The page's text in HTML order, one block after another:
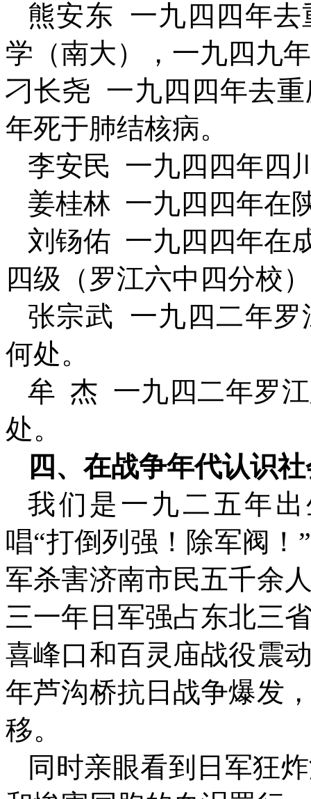
熊安东 一九四四年
学（南大），一九四九
刁长尧 一九四四年去
年死于肺结核病。
李安民 一九四四年四
姜桂林 一九四四年在
刘钖佑 一九四四年在
四级（罗江六中四分校）
张宗武 一九四二年
何处。
牟 杰 一九四二年罗
处。
四、在战争年代认识
我们是一九二五年
唱“打倒列强！除军阀
军杀害济南市民五千余
三一年日军强占东北三
喜峰口和百灵庙战役震
年芦沟桥抗日战争爆发
移。
同时亲眼看到日军狂